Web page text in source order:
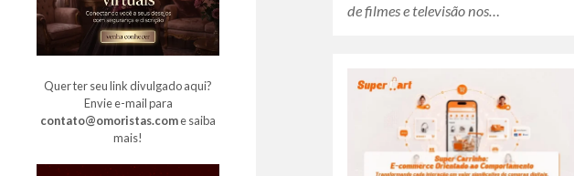
Quer ter seu link divulgado aqui?
Envie e-mail para
contato@omoristas.come saiba
mais!
de filmes e televisão nos…